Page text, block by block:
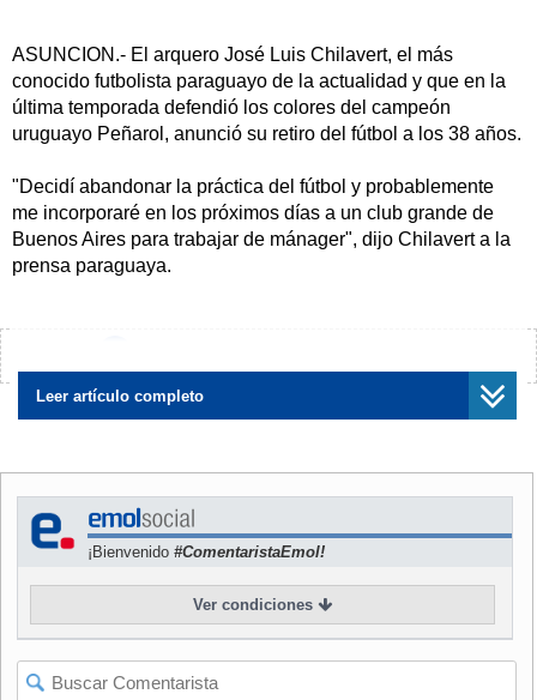
ASUNCION.- El arquero José Luis Chilavert, el más
conocido futbolista paraguayo de la actualidad y que en la
última temporada defendió los colores del campeón
uruguayo Peñarol, anunció su retiro del fútbol a los 38 años.
"Decidí abandonar la práctica del fútbol y probablemente
me incorporaré en los próximos días a un club grande de
Buenos Aires para trabajar de mánager", dijo Chilavert a la
prensa paraguaya.
años a partir de 1991 para luego ser transferido al Racing
de Estrasburgo, de Francia.
Dejo la cancha siendo un campeón", agregó Chilavert,
quien se caracteriza tanto por su liderazgo como por su
carácter explosivo dentro y fuera del campo de juego.
El portero fue capitán de la selección paraguaya que
clasificó a los dos últimos mundiales de Francia y Corea-
Japón, pero abandonó el equipo por un diferendo de
negocios con los dirigentes de la Asociación Paraguaya de
Fútbol.
Leer artículo completo
¡Bienvenido #ComentaristaEmol!
Ver condiciones